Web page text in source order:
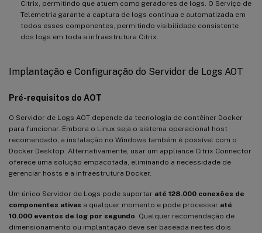
Citrix, permitindo que atuem como geradores de logs. O Serviço de
Telemetria garante a captura de logs contínua e automatizada em
todos esses componentes, permitindo visibilidade consistente
dos logs em toda a infraestrutura Citrix.
Implantação e Configuração do Servidor de Logs AOT
Pré-requisitos do AOT
O Servidor de Logs AOT depende da tecnologia de contêiner Docker
para funcionar. Embora o Linux seja o sistema operacional host
recomendado, a instalação no Windows também é possível com o
Docker Desktop. Alternativamente, usar um appliance Citrix Connector
oferece uma solução empacotada, eliminando a necessidade de
gerenciar hosts e a infraestrutura Docker.
Um único Servidor de Logs pode suportar até 128.000 conexões de
componentes ativas a qualquer momento e pode processar até
10.000 eventos de log por segundo . Qualquer recomendação de
dimensionamento ou implantação deve ser baseada nestes dois